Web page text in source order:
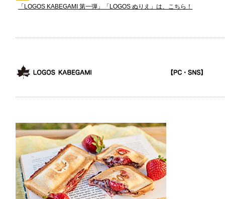
「LOGOS KABEGAMI 第一弾」「LOGOS ぬりえ」は、こちら！